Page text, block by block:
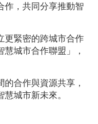
作，共同分享推動智
更緊密的跨城市合作
城市合作聯盟」，
合作與資源共享，
城市新未來。